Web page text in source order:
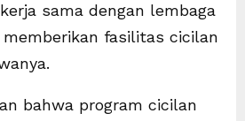
sama dengan lembaga
fasilitas cicilan
bahwa program cicilan